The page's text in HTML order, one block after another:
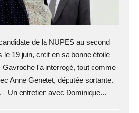
de la NUPES au second
le 19 juin, croit en sa bonne étoile
Gavroche l'a interrogé, tout comme
Anne Genetet, députée sortante.
Un entretien avec Dominique...